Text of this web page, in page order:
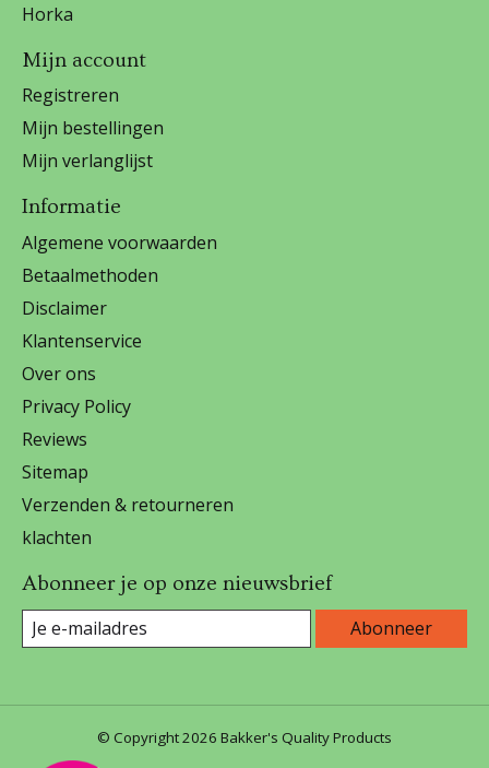
Horka
Mijn account
Registreren
Mijn bestellingen
Mijn verlanglijst
Informatie
Algemene voorwaarden
Betaalmethoden
Disclaimer
Klantenservice
Over ons
Privacy Policy
Reviews
Sitemap
Verzenden & retourneren
klachten
Abonneer je op onze nieuwsbrief
Abonneer
© Copyright 2026 Bakker's Quality Products